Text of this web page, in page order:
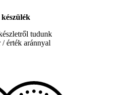
készülék
tudunk
érték aránnyal